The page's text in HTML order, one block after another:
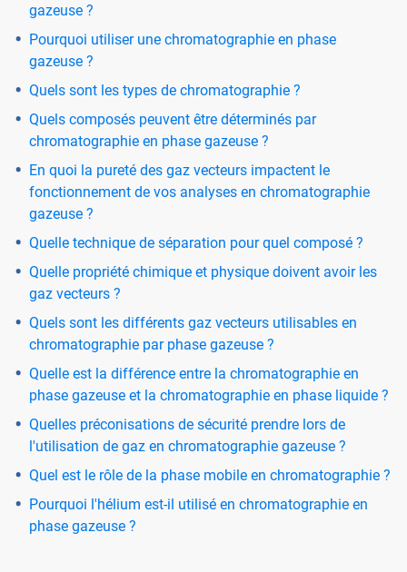
gazeuse ?
Pourquoi utiliser une chromatographie en phase
gazeuse ?
Quels sont les types de chromatographie ?
Quels composés peuvent être déterminés par
chromatographie en phase gazeuse ?
En quoi la pureté des gaz vecteurs impactent le
fonctionnement de vos analyses en chromatographie
gazeuse ?
Quelle technique de séparation pour quel composé ?
Quelle propriété chimique et physique doivent avoir les
gaz vecteurs ?
Quels sont les différents gaz vecteurs utilisables en
chromatographie par phase gazeuse ?
Quelle est la différence entre la chromatographie en
phase gazeuse et la chromatographie en phase liquide ?
Quelles préconisations de sécurité prendre lors de
l'utilisation de gaz en chromatographie gazeuse ?
Quel est le rôle de la phase mobile en chromatographie ?
Pourquoi l'hélium est-il utilisé en chromatographie en
phase gazeuse ?